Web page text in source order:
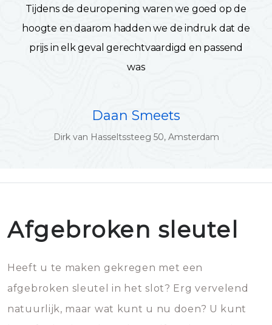
Tijdens de deuropening waren we goed op de
hoogte en daarom hadden we de indruk dat de
prijs in elk geval gerechtvaardigd en passend
was
Daan Smeets
Dirk van Hasseltssteeg 50, Amsterdam
Afgebroken sleutel
Heeft u te maken gekregen met een
afgebroken sleutel in het slot? Erg vervelend
natuurlijk, maar wat kunt u nu doen? U kunt